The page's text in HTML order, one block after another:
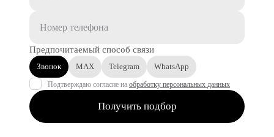
Предпочитаемый способ связи
Звонок MAX Telegram WhatsApp
Подтверждаю согласие на обработку персональных данных
Получить подбор